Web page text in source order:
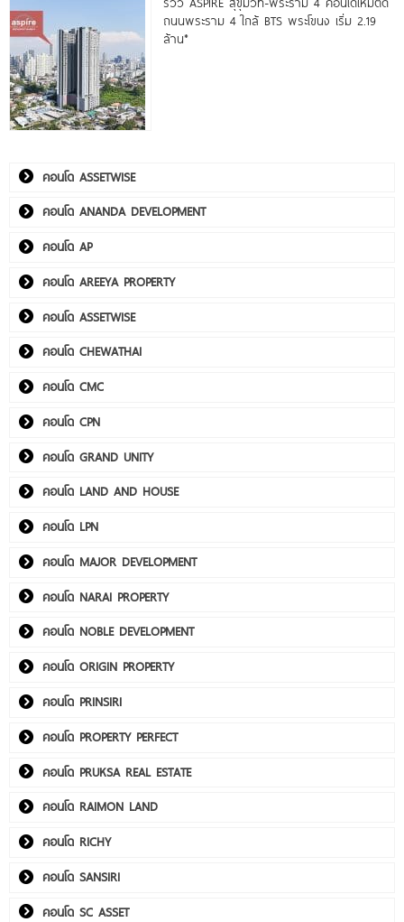
ถนนพระราม 4 ใกล้ BTS พระโขนง เริ่ม 2.19
ล้าน*
คอนโด ASSETWISE
คอนโด ANANDA DEVELOPMENT
คอนโด AP
คอนโด AREEYA PROPERTY
คอนโด ASSETWISE
คอนโด CHEWATHAI
คอนโด CMC
คอนโด CPN
คอนโด GRAND UNITY
คอนโด LAND AND HOUSE
คอนโด LPN
คอนโด MAJOR DEVELOPMENT
คอนโด NARAI PROPERTY
คอนโด NOBLE DEVELOPMENT
คอนโด ORIGIN PROPERTY
คอนโด PRINSIRI
คอนโด PROPERTY PERFECT
คอนโด PRUKSA REAL ESTATE
คอนโด RAIMON LAND
คอนโด RICHY
คอนโด SANSIRI
คอนโด SC ASSET